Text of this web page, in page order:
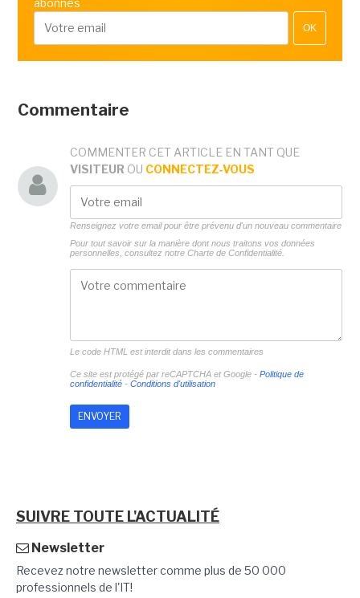
abonnés
OK
Commentaire
COMMENTER CET ARTICLE EN TANT QUE
VISITEUR OU CONNECTEZ-VOUS
Renseignez votre email pour être prévenu d'un nouveau commentaire
Pour tout savoir sur la manière dont nous traitons vos données
personnelles, consultez notre Charte de Confidentialité.
Le code HTML est interdit dans les commentaires
Ce site est protégé par reCAPTCHA et Google - Politique de
confidentialité- Conditions d'utilisation
SUIVRE TOUTE L'ACTUALITÉ
Newsletter
Recevez notre newsletter comme plus de 50 000
professionnels de l'IT!